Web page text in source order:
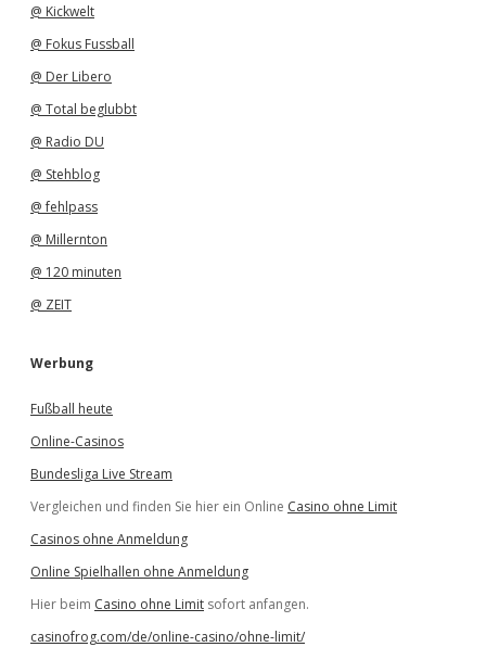
@ Kickwelt
@ Fokus Fussball
@ Der Libero
@ Total beglubbt
@ Radio DU
@ Stehblog
@ fehlpass
@ Millernton
@ 120 minuten
@ ZEIT
Werbung
Fußball heute
Online-Casinos
Bundesliga Live Stream
Vergleichen und finden Sie hier ein Online Casino ohne Limit
Casinos ohne Anmeldung
Online Spielhallen ohne Anmeldung
Hier beim Casino ohne Limit sofort anfangen.
casinofrog.com/de/online-casino/ohne-limit/